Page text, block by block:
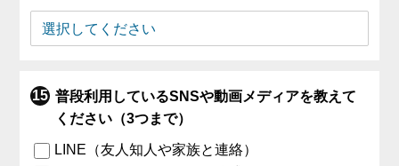
普段利用しているSNSや動画メディアを教えて
ください（3つまで）
LINE（友人知人や家族と連絡）